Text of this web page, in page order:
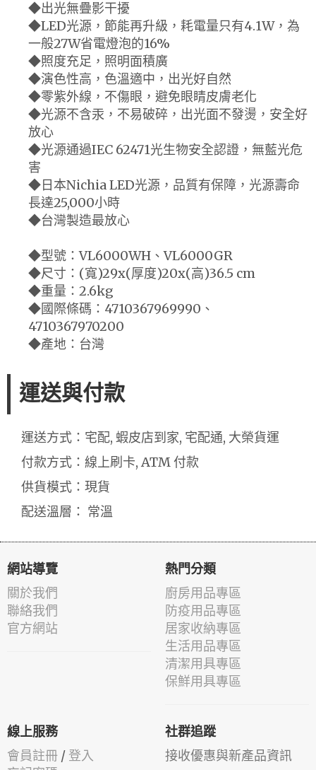
◆出光無疊影干擾
◆LED光源，節能再升級，耗電量只有4.1W，為
一般27W省電燈泡的16%
◆照度充足，照明面積廣
◆演色性高，色溫適中，出光好自然
◆零紫外線，不傷眼，避免眼睛皮膚老化
◆光源不含汞，不易破碎，出光面不發燙，安全好
放心
◆光源通過IEC 62471光生物安全認證，無藍光危
害
◆日本Nichia LED光源，品質有保障，光源壽命
長達25,000小時
◆台灣製造最放心
◆型號：VL6000WH、VL6000GR
◆尺寸：(寬)29x(厚度)20x(高)36.5 cm
◆重量：2.6kg
◆國際條碼：4710367969990、
4710367970200
◆產地：台灣
運送與付款
運送方式：宅配, 蝦皮店到家, 宅配通, 大榮貨運
付款方式：線上刷卡, ATM 付款
供貨模式：現貨
配送溫層： 常溫
網站導覽
關於我們
聯絡我們
官方網站
熱門分類
廚房用品專區
防疫用品專區
居家收納專區
生活用品專區
清潔用具專區
保鮮用具專區
線上服務
會員註冊 / 登入
社群追蹤
接收優惠與新產品資訊